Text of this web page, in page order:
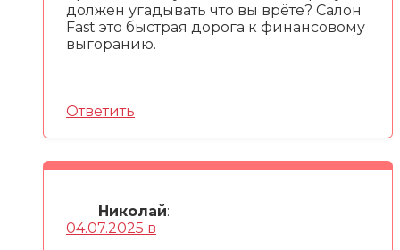
должен угадывать что вы врёте? Салон
Fast это быстрая дорога к финансовому
выгоранию.
Ответить
Николай:
04.07.2025 в